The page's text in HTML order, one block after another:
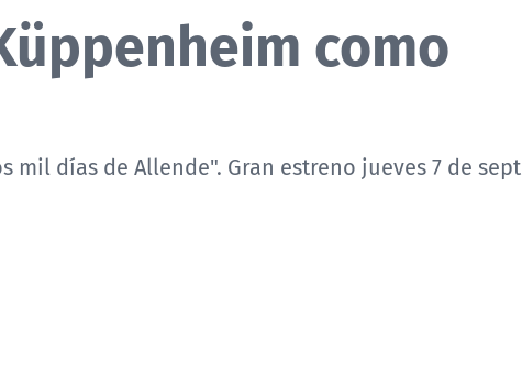
como
mil días de Allende". Gran estreno jueves 7 de